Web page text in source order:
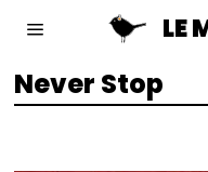
LE
Never Stop